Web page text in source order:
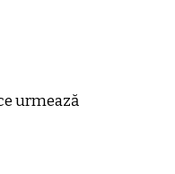
urmează